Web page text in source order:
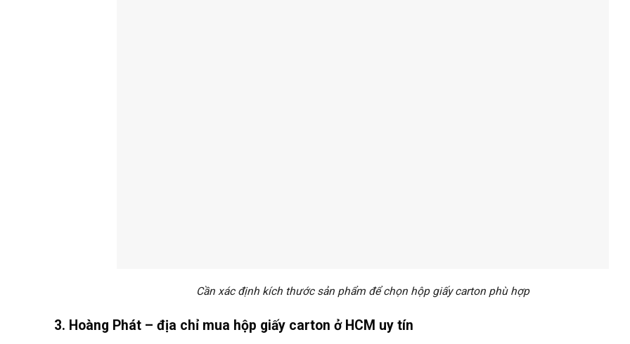
Cần xác định kích thước sản phẩm để chọn hộp giấy carton phù hợp
3. Hoàng Phát – địa chỉ mua hộp giấy carton ở HCM uy tín